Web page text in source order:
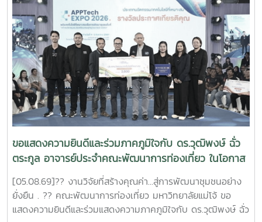
พัฒนาการท่องเที่ยว พร้อมทั้งแลกเปลี่ยนประสบการณ์และสร้าง
แรงบันดาลใจในการวางแผนศึกษาต่อในอนาคตคณะพัฒนาการ
ท่องเที่ยวขอขอบคุณคณะครูและนักเรียนจากโรงเรียนตาก
พิทยาคมที่ให้เกียรติเข้าเยี่ยมชมและศึกษาดูงานในครั้งนี้ และหวัง
เป็นอย่างยิ่งว่าจะได้มีโอกาสต้อนรับทุกท่านอีกในโอกาสต่อ
ไป#MJU#TDS#TDSMJU#TD#TourismDevelopment#มหาวิทย
แม่โจ้#คณะพัฒนาการท่องเที่ยว#ท่องเที่ยวแม่โจ้
ขอแสดงความยินดีและร่วมภาคภูมิใจกับ ดร.วุฒิพงษ์ ฉั่ว
ตระกูล อาจารย์ประจำคณะพัฒนาการท่องเที่ยว ในโอกาส
ที่ผลงานวิจัยได้รับ 4 รางวัล จากเวทีระดับประเทศ
APPTech Expo 2026 : พลังเทคโนโลยีที่เหมาะสม .
[05.08.69]?? งานวิจัยที่สร้างคุณค่า...สู่การพัฒนาชุมชนอย่าง
ยั่งยืน . ?? คณะพัฒนาการท่องเที่ยว มหาวิทยาลัยแม่โจ้ ขอ
แสดงความยินดีและร่วมแสดงความภาคภูมิใจกับ ดร.วุฒิพงษ์ ฉั่ว